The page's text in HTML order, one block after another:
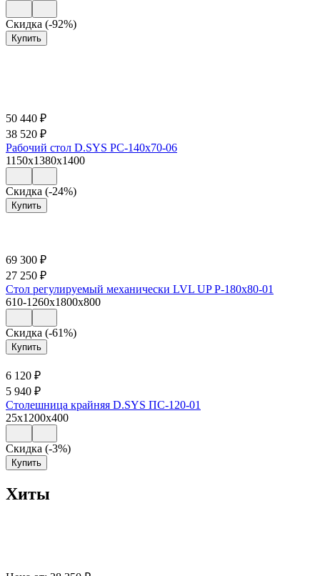
Скидка (-92%)
Купить
50 440 ₽
38 520 ₽
Рабочий стол D.SYS РС-140х70-06
1150x1380x1400
Скидка (-24%)
Купить
69 300 ₽
27 250 ₽
Стол регулируемый механически LVL UP Р-180х80-01
610-1260x1800x800
Скидка (-61%)
Купить
6 120 ₽
5 940 ₽
Столешница крайняя D.SYS ПС-120-01
25x1200x400
Скидка (-3%)
Купить
Хиты